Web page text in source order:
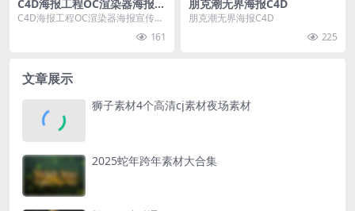
C4D海报工程OC渲染器海报宣
传大佬磅神宣传C4D海报夜场l
C4D海报工程OC渲染器海报宣传大
161
朋克潮无界海报C4D
朋克潮无界海报C4D
225
文章展示
狮子素材4个高清cj素材夜场素材
2025蛇年跨年素材大合集